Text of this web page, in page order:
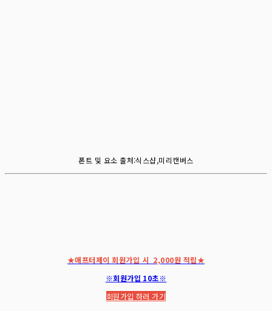
폰트 및 요소 출처:식스샵,미리캔버스
★애프터제이 회원가입 시 2,000원 적립★
※회원가입 10초※
회원가입 하러 가기